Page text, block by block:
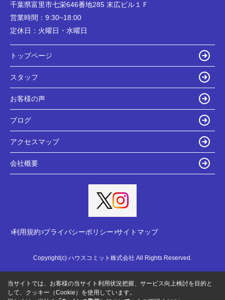
千葉県富里市七栄646番地285 末広ビル１Ｆ
営業時間： 9:30~18:00
定休日： 火曜日・水曜日
トップページ
スタッフ
お客様の声
ブログ
アクセスマップ
会社概要
利用規約 プライバシーポリシー サイトマップ
Copyright(c) ハウスコミット株式会社 All Rights Reserved.
当サイトでは、お客様の当サイト利用状況把握、サービス向上検討を目的と
して、クッキー（Cookie）を使用しています。